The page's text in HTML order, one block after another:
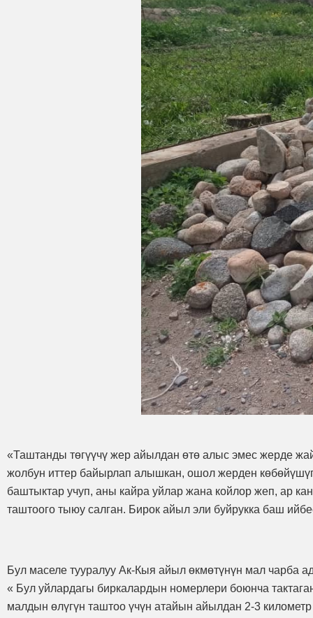
«Таштанды төгүүчү жер айылдан өтө алыс эмес жерде
жолбун иттер байырлап алышкан, ошол жерден
баштыктар учуп, аны кайра уйлар жана койлор жеп, ар
таштоого тыюу салган. Бирок айыл эли буйрукка баш
Бул маселе тууралуу Ак-Кыя айыл өкмөтүнүн мал чарба
« Бул уйлардагы биркалардын номерлери боюнча
малдын өлүгүн таштоо үчүн атайын айылдан 2-3